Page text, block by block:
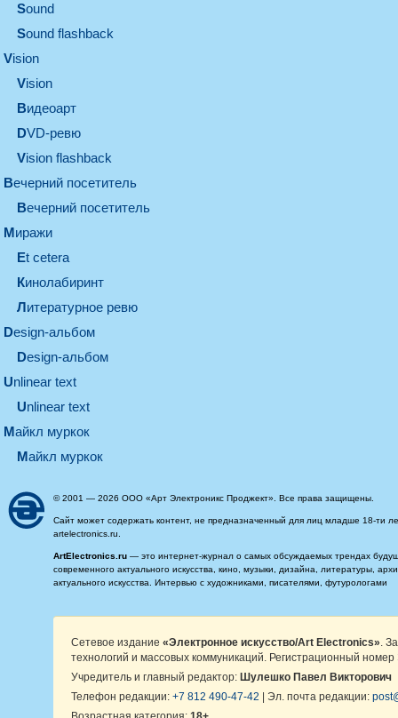
sound
Sound flashback
vision
vision
видеоарт
DVD-ревю
Vision flashback
вечерний посетитель
вечерний посетитель
миражи
et cetera
кинолабиринт
литературное ревю
design-альбом
design-альбом
unlinear text
Unlinear text
майкл муркок
майкл муркок
© 2001 — 2026 ООО «Арт Электроникс Проджект». Все права защищены.
Сайт может содержать контент, не предназначенный для лиц младше 18-ти
artelectronics.ru.
ArtElectronics.ru — это интернет-журнал о самых обсуждаемых трендах
современного актуального искусства, кино, музыки, дизайна, литературы,
актуального искусства. Интервью с художниками, писателями, футурологами
Сетевое издание «Электронное искусство/Art Electronics» .
технологий и массовых коммуникаций. Регистрационный
Учредитель и главный редактор: Шулешко Павел Викторович
Телефон редакции: +7 812 490-47-42 | Эл. почта редакции: